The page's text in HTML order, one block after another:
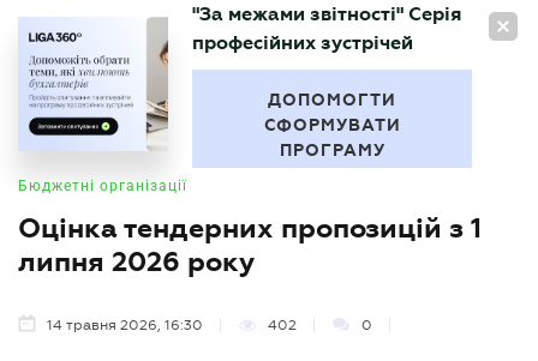
UA
БУХГАЛТЕР
"За межами звітності" Серія
професійних зустрічей
ДОПОМОГТИ
СФОРМУВАТИ
ПРОГРАМУ
Бюджетні організації
Оцінка тендерних пропозицій з 1
липня 2026 року
14 травня 2026, 16:30 402 0